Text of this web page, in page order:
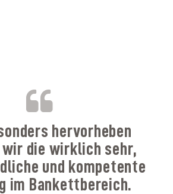
B
hervorheben
die wirklich sehr,
und kompetente
im Bankettbereich.